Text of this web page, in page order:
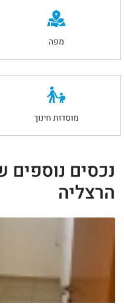
מפה
מוסדות חינוך
נכסים נוספים
הרצליה